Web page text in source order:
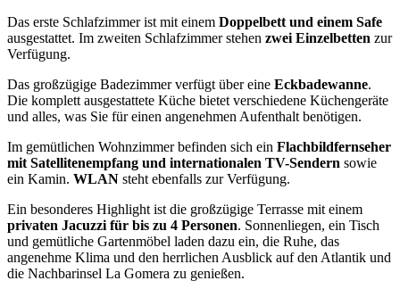
Das erste Schlafzimmer ist mit einem Doppelbett und einem Safe
ausgestattet. Im zweiten Schlafzimmer stehen zwei Einzelbetten zur
Verfügung.
Das großzügige Badezimmer verfügt über eine Eckbadewanne.
Die komplett ausgestattete Küche bietet verschiedene Küchengeräte
und alles, was Sie für einen angenehmen Aufenthalt benötigen.
Im gemütlichen Wohnzimmer befinden sich ein Flachbildfernseher
mit Satellitenempfang und internationalen TV-Sendern sowie
ein Kamin. WLAN steht ebenfalls zur Verfügung.
Ein besonderes Highlight ist die großzügige Terrasse mit einem
privaten Jacuzzi für bis zu 4 Personen. Sonnenliegen, ein Tisch
und gemütliche Gartenmöbel laden dazu ein, die Ruhe, das
angenehme Klima und den herrlichen Ausblick auf den Atlantik und
die Nachbarinsel La Gomera zu genießen.